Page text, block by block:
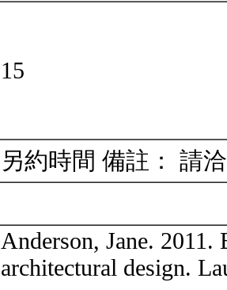
15
另約時間 備註： 請
Anderson, Jane. 2011.
architectural design.